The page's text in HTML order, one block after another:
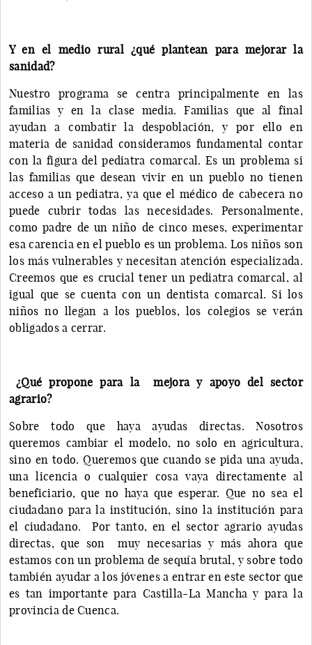
Y en el medio rural ¿qué plantean para mejorar la
sanidad?
Nuestro programa se centra principalmente en las
familias y en la clase media. Familias que al final
ayudan a combatir la despoblación, y por ello en
materia de sanidad consideramos fundamental contar
con la figura del pediatra comarcal. Es un problema si
las familias que desean vivir en un pueblo no tienen
acceso a un pediatra, ya que el médico de cabecera no
puede cubrir todas las necesidades. Personalmente,
como padre de un niño de cinco meses, experimentar
esa carencia en el pueblo es un problema. Los niños son
los más vulnerables y necesitan atención especializada.
Creemos que es crucial tener un pediatra comarcal, al
igual que se cuenta con un dentista comarcal. Si los
niños no llegan a los pueblos, los colegios se verán
obligados a cerrar.
¿Qué propone para la mejora y apoyo del sector
agrario?
Sobre todo que haya ayudas directas. Nosotros
queremos cambiar el modelo, no solo en agricultura,
sino en todo. Queremos que cuando se pida una ayuda,
una licencia o cualquier cosa vaya directamente al
beneficiario, que no haya que esperar. Que no sea el
ciudadano para la institución, sino la institución para
el ciudadano. Por tanto, en el sector agrario ayudas
directas, que son muy necesarias y más ahora que
estamos con un problema de sequía brutal, y sobre todo
también ayudar a los jóvenes a entrar en este sector que
es tan importante para Castilla-La Mancha y para la
provincia de Cuenca.